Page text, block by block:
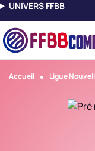
UNIVERS FFBB
Accueil Ligue